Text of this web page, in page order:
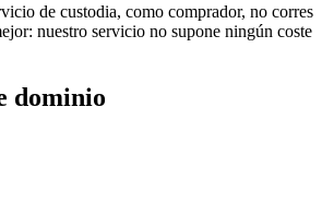
de custodia, como comprador, no corres
nuestro servicio no supone ningún coste
dominio